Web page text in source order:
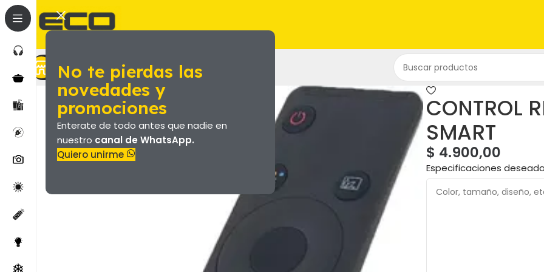
No te pierdas las
novedades y
promociones
Enterate de todo antes que nadie en
nuestro canal de WhatsApp.
Quiero unirme
Productos Marroquineria (Valijas Y Más)
CONTROL
SMART
$ 4.900,00
Especificaciones